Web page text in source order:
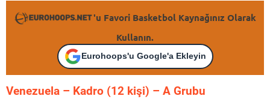
'u Favori Basketbol Kaynağınız Olarak
Kullanın.
Eurohoops'u Google'a Ekleyin
Venezuela – Kadro (12 kişi) – A Grubu